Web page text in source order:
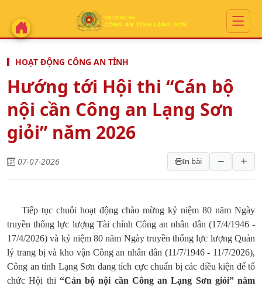
HOẠT ĐỘNG CÔNG AN TỈNH
Hướng tới Hội thi “Cán bộ
nội cần Công an Lạng Sơn
giỏi” năm 2026
07-07-2026 In bài
Tiếp tục chuỗi hoạt động chào mừng kỷ niệm 80 năm Ngày
truyền thống lực lượng Tài chính Công an nhân dân (17/4/1946 -
17/4/2026) và kỷ niệm 80 năm Ngày truyền thống lực lượng Quản
lý trang bị và kho vận Công an nhân dân (11/7/1946 - 11/7/2026),
Công an tỉnh Lạng Sơn đang tích cực chuẩn bị các điều kiện để tổ
chức Hội thi “Cán bộ nội cần Công an Lạng Sơn giỏi” năm